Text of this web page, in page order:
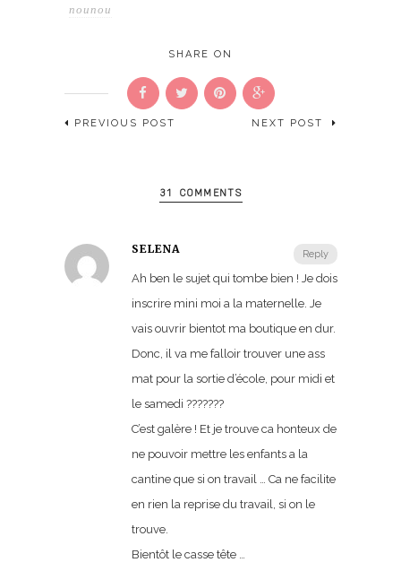
nounou
SHARE ON
PREVIOUS POST NEXT POST
31 COMMENTS
Reply
SÉLÉNA
Ah ben le sujet qui tombe bien ! Je dois
inscrire mini moi a la maternelle. Je
vais ouvrir bientot ma boutique en dur.
Donc, il va me falloir trouver une ass
mat pour la sortie d’école, pour midi et
le samedi ???????
C’est galère ! Et je trouve ca honteux de
ne pouvoir mettre les enfants a la
cantine que si on travail … Ca ne facilite
en rien la reprise du travail, si on le
trouve.
Bientôt le casse tête …